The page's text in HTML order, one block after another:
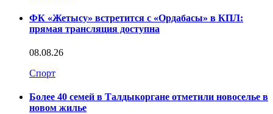
ФК «Жетысу» встретится с «Ордабасы» в КПЛ:
прямая трансляция доступна
08.08.26
Спорт
Более 40 семей в Талдыкоргане отметили новоселье в
новом жилье